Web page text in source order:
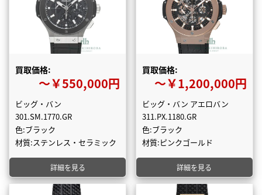
買取価格:
〜￥550,000円
ビッグ・バン
301.SM.1770.GR
色:ブラック
材質:ステンレス・セラミック
詳細を見る
買取価格:
〜￥1,200,000円
ビッグ・バン アエロバン
311.PX.1180.GR
色:ブラック
材質:ピンクゴールド
詳細を見る